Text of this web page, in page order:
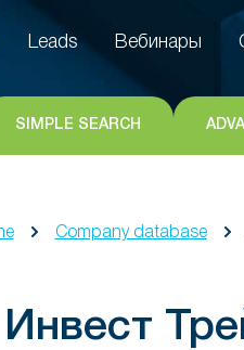
Leads Вебинары
SIMPLE SEARCH
Company database